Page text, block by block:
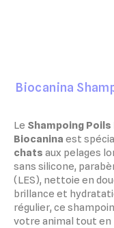
Biocanina
Le Shampoing
Biocanina est
chats aux pelages
sans silicone,
(LES), nettoie en
brillance et
régulier, ce
votre animal tout en